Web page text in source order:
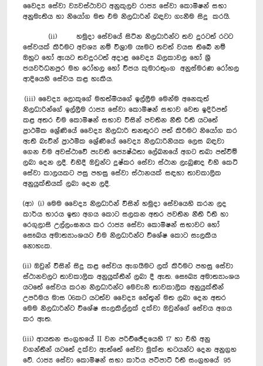
වෛද්‍ය සේවා ව්‍යවස්ථාවට අනුකුලව රාජ්‍ය සේවා කොමිෂන් සභා
අනුමැතිය හා නියෝග මත එම නිලධාරින් බඳවා ගැනීම සිදු කරයි.
(ii) හමුදා සේවයේ සිටින නිලධාරින්ට තව දුරටත් රටට
සේවයක් කිරීමට අවශ්‍ය නම් විශ්‍රාම යෑමට තවත් වයස තිබේ නම්
ඔහුට හෝ ඇයට තවදුරටත් අදාළ වෛද්‍ය බලකාවල හෝ ශ්‍රී
ජයවර්ධනපුර මහ රෝහල හෝ විජය කුමාරතුංග අනුස්මරණ රෝහල
ආදියෙහි සේවය කළ හැකිය.
(iii) වෛද්‍ය ලොකුගේ මහත්මියගේ ඉල්ලීම මෙන්ම අනෙකුත්
නිලධාරින්ගේ ඉල්ලීම රාජ්‍ය සේවා කොමිෂන් සභාව වෙත ඉදිරිපත්
කළ අතර එම කොමිෂන් සභාව විසින් පවතින නීති රීති යටතේ
ප්‍රාථමික ශ්‍රේණියේ වෛද්‍ය නිලධාරි තනතුරට පත් කිරීමට නියෝග කර
ඇති බැවින් ප්‍රාථමික ශ්‍රේණියේ වෛද්‍ය නිලධාරිනියක ලෙස බඳවා
ගෙන එම අවස්ථාවේ පැවති ජ්‍යෙෂ්ඨතා ලේඛනයේ අගට තබා පත්වීම්
ලබා දෙන ලදී. එහිදී ඔවුන්ට දුෂ්කර සේවා ස්ථාන ලැබුණද එහි කෙටි
සේවා කාලයකට පසු පහසු සේවා ස්ථානයක් සඳහා තාවකාලික
අනුයුක්තියක් ලබා දෙන ලදී.
(ආ) (i) මෙම වෛද්‍ය නිලධාරින් විසින් හමුදා සේවයෙහි කරන ලද
කාර්ය භාරය ඉතා අගය කොට සලකන අතර පවතින නීති රීති හා
රෙගුලාසි උල්ලංඝනය කර රාජ්‍ය සේවා කොමිෂන් සභාවට හෝ
සෞඛය අමාත්‍යාංශයට එම නිලධාරින්ට විශේෂ කොට සැලකිය
නොහැක.
(ii) ඔවුන් විසින් සිදු කළ සේවය ඇගයීමට ලක් කිරීමට පහසු සේවා
ස්ථානවලට තාවකාලික අනුයුක්තීන් ලබා දී ඇත. සෞඛ්‍ය අමාත්‍යාංශය
යටතේ සේවය කරන නිලධාරින්ට මෙවැනි තාවකාලික අනුයුක්තීන්
උපරිමය මාස 06කට යටත්ව වෛද්‍ය හේතූන් මත ලබා දෙන අතර
මෙම නිලධාරින්ට විශේෂ සැලකිල්ලක් දක්වා ඔවුන්ගේ සේවය අගය
කර ඇත.
(iii) ආයතන සංග්‍රහයේ II වන පරිච්ඡේදයෙහි 17 හා එහි අනු
වගන්තීන් යටතේ දක්වා ඇත්තේ සේවා මුක්ත භටයන්ට දෙන අනුග්‍රහ
වේ. රාජ්‍ය සේවා කොමිෂන් සභා කාර්ය පටිපාටි රීති සංග්‍රහයේ 95